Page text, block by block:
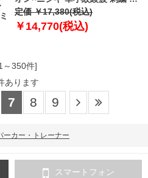
ルジップ パーカー 544200k
定価 ￥17,380(税込)
￥14,770(税込)
～350件]
あります
7 8 9
ーカー・トレーナー
スマートフォン